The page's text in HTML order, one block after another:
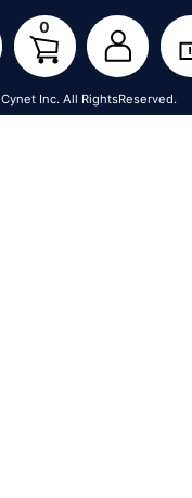
0
Cynet Inc. All RightsReserved.